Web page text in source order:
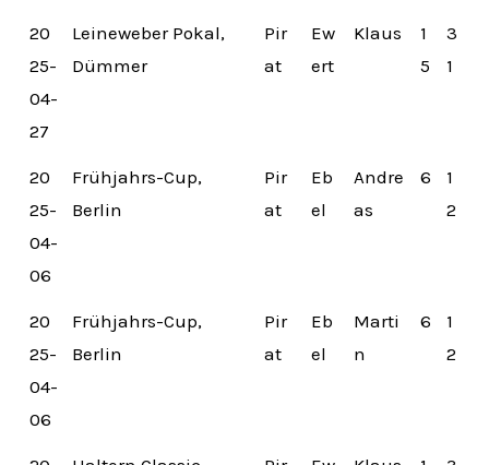
20
25-
04-
27
Leineweber Pokal,
Dümmer
Pir
at
Ew
ert
Klaus
1
5
3
1
20
25-
04-
06
Frühjahrs-Cup,
Berlin
Pir
at
Eb
el
Andre
as
6
1
2
20
25-
04-
06
Frühjahrs-Cup,
Berlin
Pir
at
Eb
el
Marti
n
6
1
2